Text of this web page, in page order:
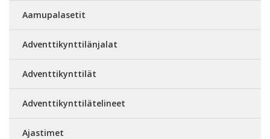
Aamupalasetit
Adventtikynttilänjalat
Adventtikynttilät
Adventtikynttilätelineet
Ajastimet